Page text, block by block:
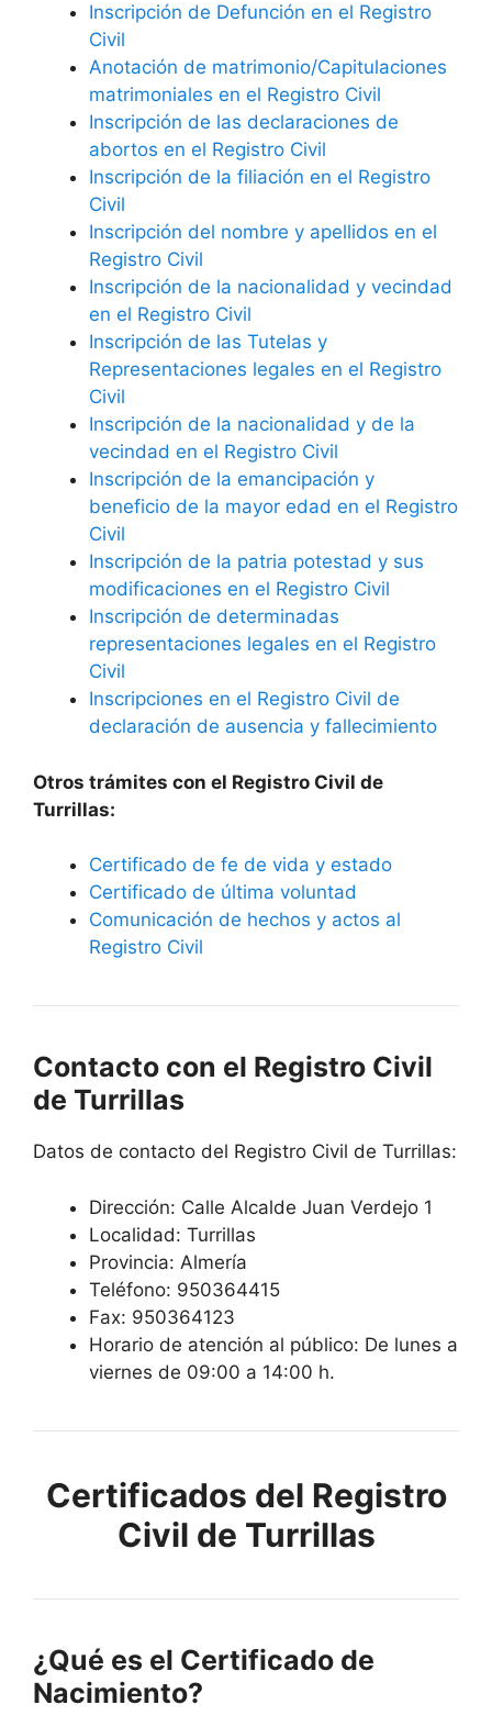
Inscripción de Defunción en el Registro
Civil
Anotación de matrimonio/Capitulaciones
matrimoniales en el Registro Civil
Inscripción de las declaraciones de
abortos en el Registro Civil
Inscripción de la filiación en el Registro
Civil
Inscripción del nombre y apellidos en el
Registro Civil
Inscripción de la nacionalidad y vecindad
en el Registro Civil
Inscripción de las Tutelas y
Representaciones legales en el Registro
Civil
Inscripción de la nacionalidad y de la
vecindad en el Registro Civil
Inscripción de la emancipación y
beneficio de la mayor edad en el Registro
Civil
Inscripción de la patria potestad y sus
modificaciones en el Registro Civil
Inscripción de determinadas
representaciones legales en el Registro
Civil
Inscripciones en el Registro Civil de
declaración de ausencia y fallecimiento
Otros trámites con el Registro Civil de
Turrillas:
Certificado de fe de vida y estado
Certificado de última voluntad
Comunicación de hechos y actos al
Registro Civil
Contacto con el Registro Civil
de Turrillas
Datos de contacto del Registro Civil de Turrillas:
Dirección: Calle Alcalde Juan Verdejo 1
Localidad: Turrillas
Provincia: Almería
Teléfono: 950364415
Fax: 950364123
Horario de atención al público: De lunes a
viernes de 09:00 a 14:00 h.
Certificados del Registro
Civil de Turrillas
¿Qué es el Certificado de
Nacimiento?